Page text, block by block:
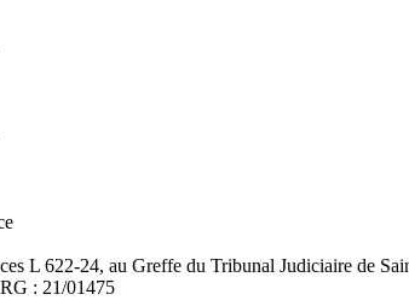
L 622-24, au Greffe du Tribunal Judiciaire de
: 21/01475